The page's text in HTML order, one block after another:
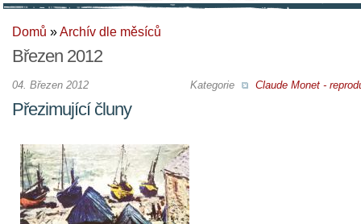
Domů »Archív dle měsíců
Březen 2012
Kategorie Claude Monet -
04. Březen 2012
Přezimující čluny